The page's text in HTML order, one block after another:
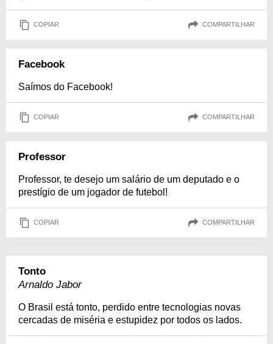
COPIAR COMPARTILHAR
Facebook
Saímos do Facebook!
COPIAR COMPARTILHAR
Professor
Professor, te desejo um salário de um deputado e o
prestígio de um jogador de futebol!
COPIAR COMPARTILHAR
Tonto
Arnaldo Jabor
O Brasil está tonto, perdido entre tecnologias novas
cercadas de miséria e estupidez por todos os lados.